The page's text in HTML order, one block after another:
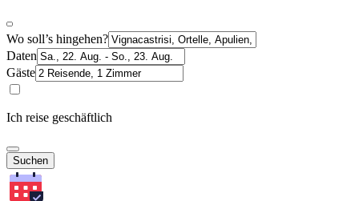
Wo soll’s hingehen?
Daten
Gäste
Ich reise geschäftlich
Suchen